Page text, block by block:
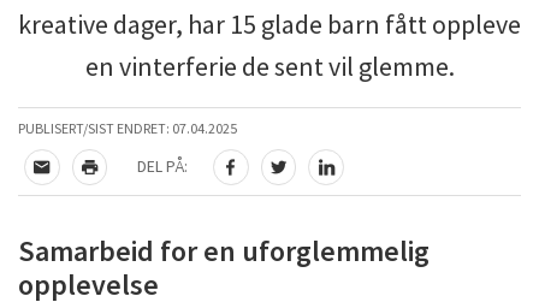
kreative dager, har 15 glade barn fått oppleve
en vinterferie de sent vil glemme.
PUBLISERT/SIST ENDRET: 07.04.2025
TIPS EN VENN
SKRIV UT
DEL PÅ:
DEL PÅ FACEBOOK
DEL PÅ TWITTER
DEL PÅ LINKEDIN
Samarbeid for en uforglemmelig
opplevelse